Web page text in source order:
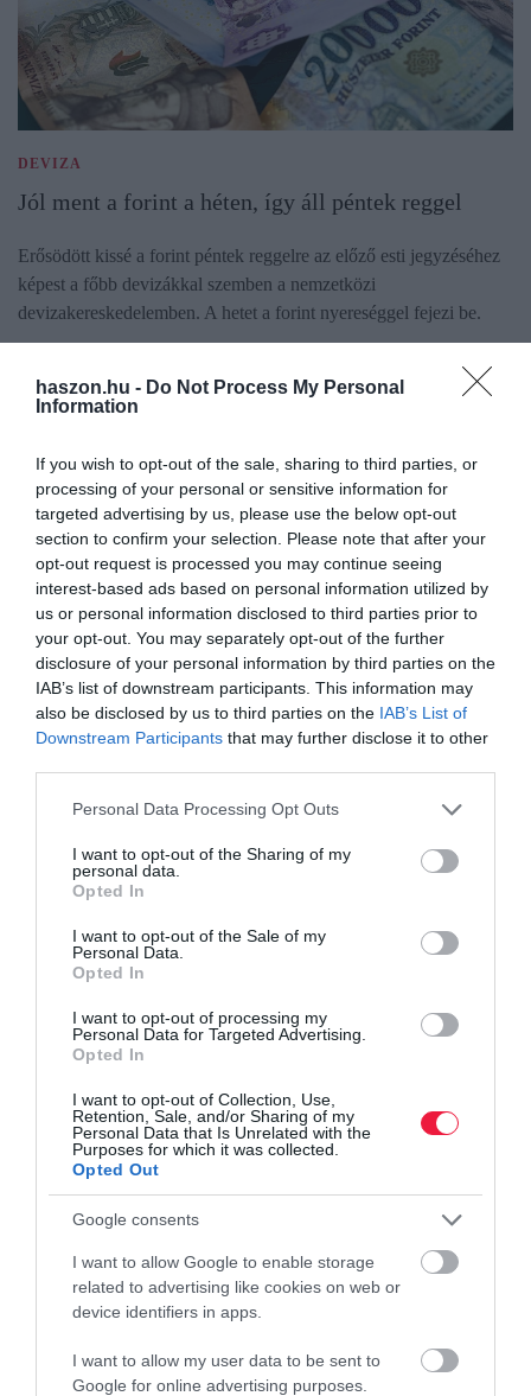
haszon.hu - Do Not Process My Personal
Information
If you wish to opt-out of the sale, sharing to third parties, or
processing of your personal or sensitive information for
targeted advertising by us, please use the below opt-out
section to confirm your selection. Please note that after your
opt-out request is processed you may continue seeing
interest-based ads based on personal information utilized by
us or personal information disclosed to third parties prior to
your opt-out. You may separately opt-out of the further
disclosure of your personal information by third parties on the
IAB’s list of downstream participants. This information may
also be disclosed by us to third parties on the IAB’s List of
Downstream Participants that may further disclose it to other
Please note that this website/app uses one or more Google
not limited to your visit or usage behaviour. You may click to
grant or deny consent to Google and its third-party tags to
use your data for below specified purposes in below Google
consent section.
Personal Data Processing Opt Outs
I want to opt-out of the Sharing of my
personal data.
Opted In
I want to opt-out of the Sale of my
Personal Data.
Opted In
I want to opt-out of processing my
Personal Data for Targeted Advertising.
Opted In
I want to opt-out of Collection, Use,
Retention, Sale, and/or Sharing of my
Personal Data that Is Unrelated with the
Purposes for which it was collected.
Opted Out
Google consents
I want to allow Google to enable storage
related to advertising like cookies on web or
device identifiers in apps.
I want to allow my user data to be sent to
Google for online advertising purposes.
DEVIZA
Jól ment a forint a héten, így áll péntek reggel
Erősödött kissé a forint péntek reggelre az előző esti jegyzéséhez
képest a főbb devizákkal szemben a nemzetközi
devizakereskedelemben. A hetet a forint nyereséggel fejezi be.
NÖVÉNYTERMESZTÉS
Mutatjuk, várható-e eső a következő napokban
Ezen a héten heves esőzésre már nem kell számítani. Újabb
záporok hétfőn és a jövő hét közepén alakulhatnak ki. A hétvégén
visszatér a hőség.